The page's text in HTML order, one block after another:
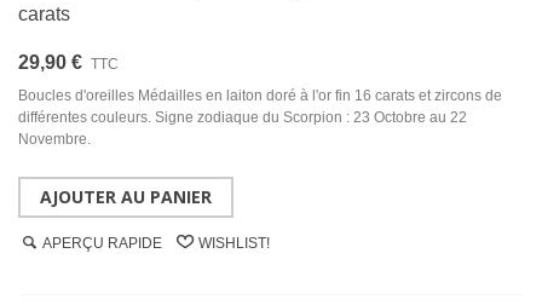
carats
29,90 € TTC
Boucles d'oreilles Médailles en laiton doré à l'or fin 16 carats et zircons de
différentes couleurs. Signe zodiaque du Scorpion : 23 Octobre au 22
Novembre.
AJOUTER AU PANIER
APERÇU RAPIDE WISHLIST!